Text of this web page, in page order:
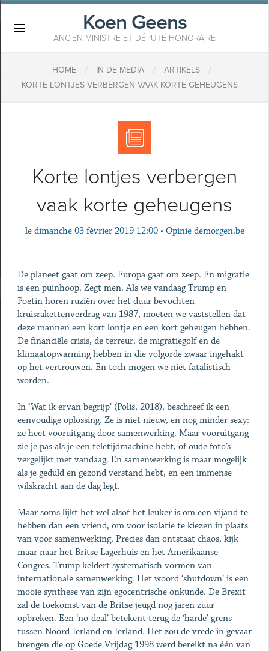
Koen Geens
ANCIEN MINISTRE ET DÉPUTÉ HONORAIRE
HOME / IN DE MEDIA / ARTIKELS /
KORTE LONTJES VERBERGEN VAAK KORTE GEHEUGENS
Korte lontjes verbergen
vaak korte geheugens
le dimanche 03 février 2019 12:00 • Opinie demorgen.be
De planeet gaat om zeep. Europa gaat om zeep. En migratie
is een puinhoop. Zegt men. Als we vandaag Trump en
Poetin horen ruziën over het duur bevochten
kruisrakettenverdrag van 1987, moeten we vaststellen dat
deze mannen een kort lontje en een kort geheugen hebben.
De financiële crisis, de terreur, de migratiegolf en de
klimaatopwarming hebben in die volgorde zwaar ingehakt
op het vertrouwen. En toch mogen we niet fatalistisch
worden.
In ‘Wat ik ervan begrijp’ (Polis, 2018), beschreef ik een
eenvoudige oplossing. Ze is niet nieuw, en nog minder sexy:
ze heet vooruitgang door samenwerking. Maar vooruitgang
zie je pas als je een teletijdmachine hebt, of oude foto’s
vergelijkt met vandaag. En samenwerking is maar mogelijk
als je geduld en gezond verstand hebt, en een immense
wilskracht aan de dag legt.
Maar soms lijkt het wel alsof het leuker is om een vijand te
hebben dan een vriend, om voor isolatie te kiezen in plaats
van voor samenwerking. Precies dan ontstaat chaos, kijk
maar naar het Britse Lagerhuis en het Amerikaanse
Congres. Trump keldert systematisch vormen van
internationale samenwerking. Het woord ‘shutdown’ is een
mooie synthese van zijn egocentrische onkunde. De Brexit
zal de toekomst van de Britse jeugd nog jaren zuur
opbreken. Een ‘no-deal’ betekent terug de ‘harde’ grens
tussen Noord-Ierland en Ierland. Het zou de vrede in gevaar
brengen die op Goede Vrijdag 1998 werd bereikt na één van